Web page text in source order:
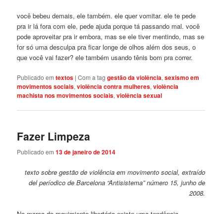
você bebeu demais, ele também. ele quer vomitar. ele te pede
pra ir lá fora com ele, pede ajuda porque tá passando mal. você
pode aproveitar pra ir embora, mas se ele tiver mentindo, mas se
for só uma desculpa pra ficar longe de olhos além dos seus, o
que você vai fazer? ele também usando tênis bom pra correr.
Publicado em textos |Com a taggestão da violência,sexismo em
movimentos sociais,violência contra mulheres,violência
machista nos movimentos sociais,violência sexual
Fazer Limpeza
Publicado em13 de janeiro de 2014
texto sobre gestão de violência em movimento social, extraído
del períodico de Barcelona “Antisistema” número 15, junho de
2008.